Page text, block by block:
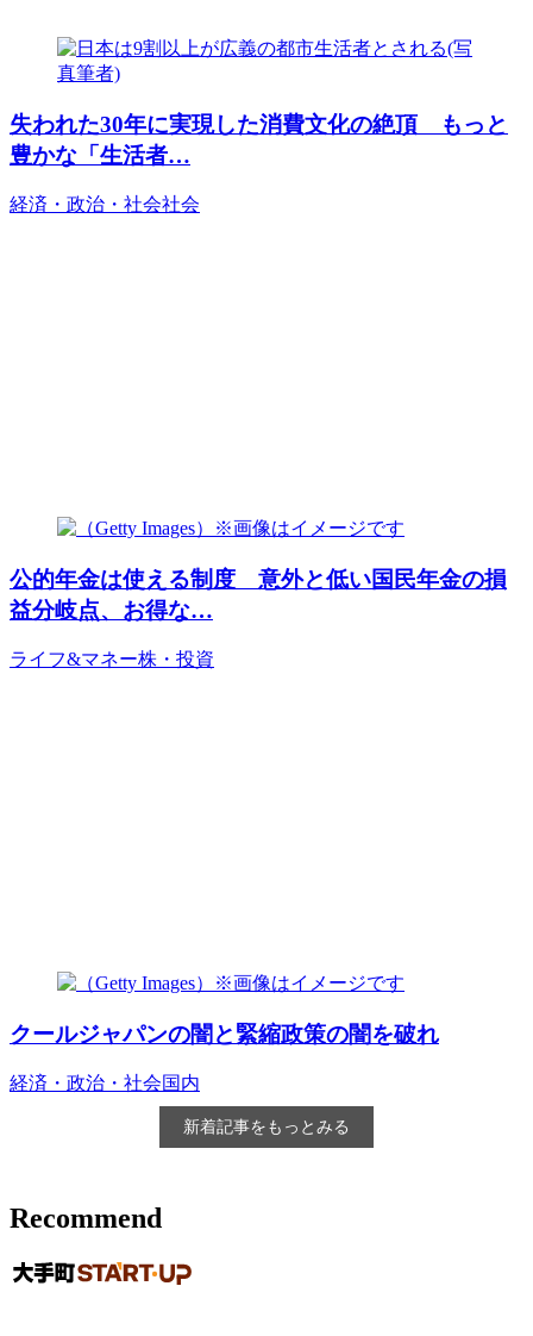
失われた30年に実現した消費文化の絶頂 もっと
豊かな「生活者…
経済・政治・社会社会
公的年金は使える制度 意外と低い国民年金の損
益分岐点、お得な…
ライフ&マネー株・投資
クールジャパンの闇と緊縮政策の闇を破れ
経済・政治・社会国内
新着記事をもっとみる
Recommend